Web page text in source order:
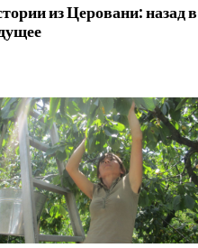
из Церовани: назад в